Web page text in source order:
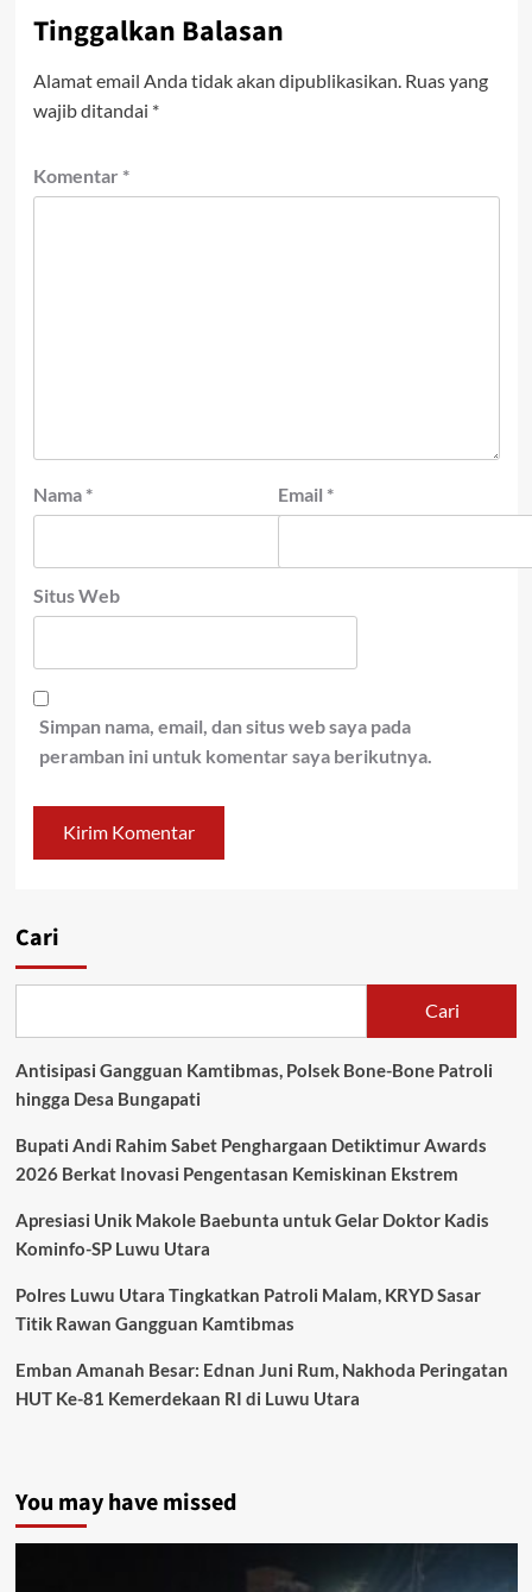
Tinggalkan Balasan
Alamat email Anda tidak akan dipublikasikan. Ruas yang
wajib ditandai *
Komentar *
Nama * Email *
Situs Web
Simpan nama, email, dan situs web saya pada
peramban ini untuk komentar saya berikutnya.
Cari
Cari
Antisipasi Gangguan Kamtibmas, Polsek Bone-Bone Patroli
hingga Desa Bungapati
Bupati Andi Rahim Sabet Penghargaan Detiktimur Awards
2026 Berkat Inovasi Pengentasan Kemiskinan Ekstrem
Apresiasi Unik Makole Baebunta untuk Gelar Doktor Kadis
Kominfo-SP Luwu Utara
Polres Luwu Utara Tingkatkan Patroli Malam, KRYD Sasar
Titik Rawan Gangguan Kamtibmas
Emban Amanah Besar: Ednan Juni Rum, Nakhoda Peringatan
HUT Ke-81 Kemerdekaan RI di Luwu Utara
You may have missed